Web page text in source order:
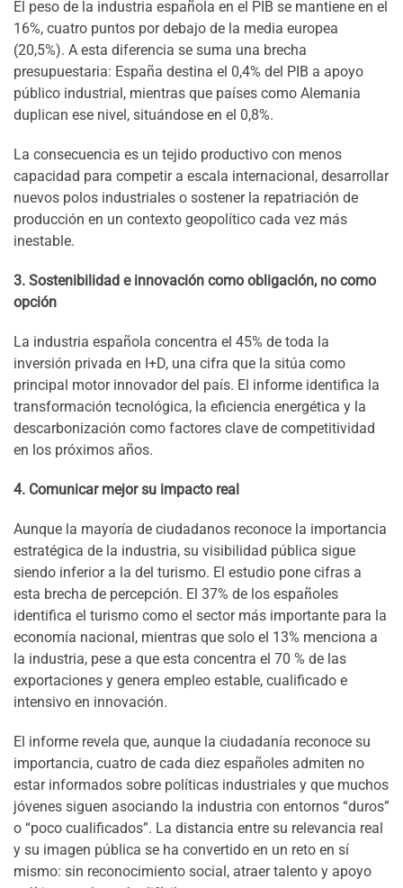
El peso de la industria española en el PIB se mantiene en el
16%, cuatro puntos por debajo de la media europea
(20,5%). A esta diferencia se suma una brecha
presupuestaria: España destina el 0,4% del PIB a apoyo
público industrial, mientras que países como Alemania
duplican ese nivel, situándose en el 0,8%.
La consecuencia es un tejido productivo con menos
capacidad para competir a escala internacional, desarrollar
nuevos polos industriales o sostener la repatriación de
producción en un contexto geopolítico cada vez más
inestable.
3. Sostenibilidad e innovación como obligación, no como
opción
La industria española concentra el 45% de toda la
inversión privada en I+D, una cifra que la sitúa como
principal motor innovador del país. El informe identifica la
transformación tecnológica, la eficiencia energética y la
descarbonización como factores clave de competitividad
en los próximos años.
4. Comunicar mejor su impacto real
Aunque la mayoría de ciudadanos reconoce la importancia
estratégica de la industria, su visibilidad pública sigue
siendo inferior a la del turismo. El estudio pone cifras a
esta brecha de percepción. El 37% de los españoles
identifica el turismo como el sector más importante para la
economía nacional, mientras que solo el 13% menciona a
la industria, pese a que esta concentra el 70 % de las
exportaciones y genera empleo estable, cualificado e
intensivo en innovación.
El informe revela que, aunque la ciudadanía reconoce su
importancia, cuatro de cada diez españoles admiten no
estar informados sobre políticas industriales y que muchos
jóvenes siguen asociando la industria con entornos “duros”
o “poco cualificados”. La distancia entre su relevancia real
y su imagen pública se ha convertido en un reto en sí
mismo: sin reconocimiento social, atraer talento y apoyo